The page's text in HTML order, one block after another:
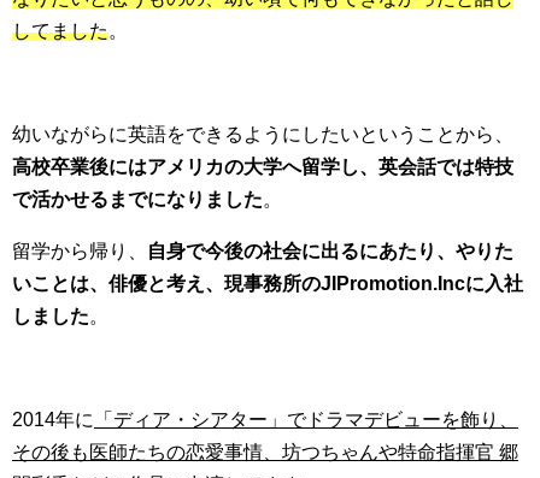
してました。
幼いながらに英語をできるようにしたいということから、
高校卒業後にはアメリカの大学へ留学し、英会話では特技
で活かせるまでになりました。
留学から帰り、
自身で今後の社会に出るにあたり、やりた
いことは、俳優と考え、現事務所のJIPromotion.Incに入社
しました。
2014年に
「ディア・シアター」でドラマデビューを飾り、
その後も医師たちの恋愛事情、坊つちゃんや特命指揮官 郷